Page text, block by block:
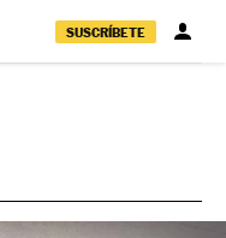
SUSCRÍBETE